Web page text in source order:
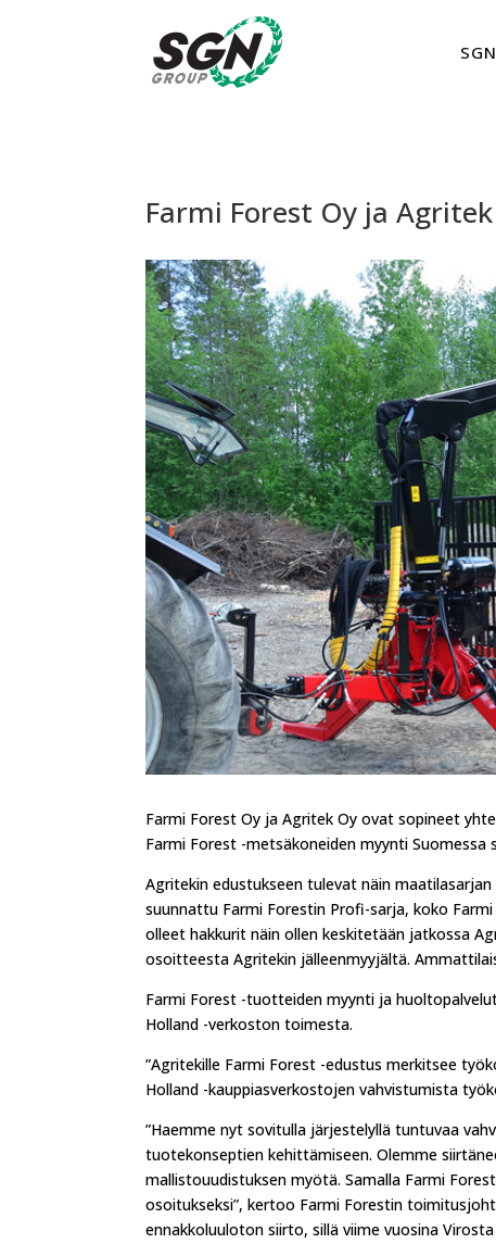
Farmi Forest Oy ja
Farmi Forest Oy ja Agritek Oy ovat sopineet
Farmi Forest -metsäkoneiden myynti Suomessa
Agritekin edustukseen tulevat näin
suunnattu Farmi Forestin Profi-sarja, koko
olleet hakkurit näin ollen keskitetään jatkossa
osoitteesta Agritekin jälleenmyyjältä.
Farmi Forest -tuotteiden myynti ja
Holland -verkoston toimesta.
”Agritekille Farmi Forest -edustus merkitsee
Holland -kauppiasverkostojen vahvistumista
”Haemme nyt sovitulla järjestelyllä tuntuvaa
tuotekonseptien kehittämiseen. Olemme
mallistouudistuksen myötä. Samalla Farmi
osoitukseksi”, kertoo Farmi Forestin
ennakkoluuloton siirto, sillä viime vuosina